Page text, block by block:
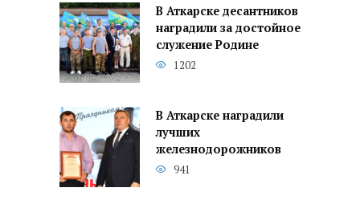
В Аткарске десантников
наградили за достойное
служение Родине
1202
В Аткарске наградили
лучших
железнодорожников
941